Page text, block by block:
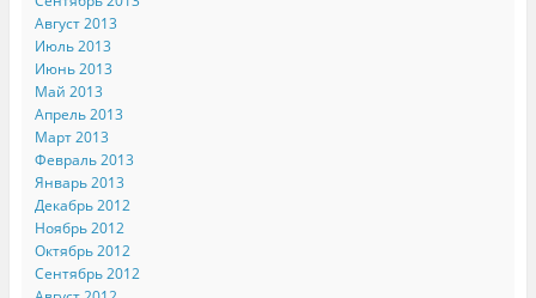
Август 2013
Июль 2013
Июнь 2013
Май 2013
Апрель 2013
Март 2013
Февраль 2013
Январь 2013
Декабрь 2012
Ноябрь 2012
Октябрь 2012
Сентябрь 2012